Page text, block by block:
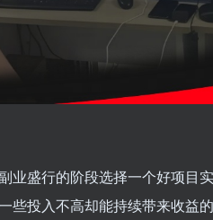
业盛行的阶段选择一个好项目
些投入不高却能持续带来收益